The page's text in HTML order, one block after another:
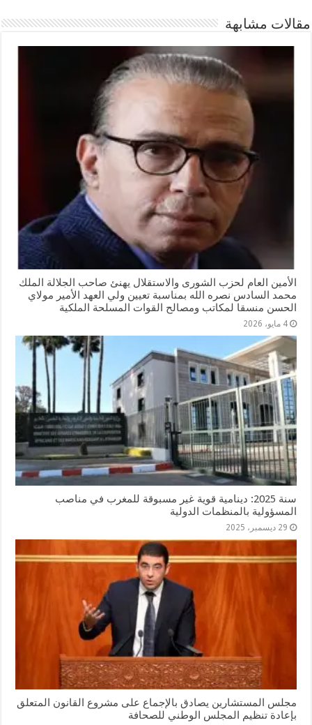
مقالات مشابهة
الأمين العام لحزب الشورى والاستقلال يهنئ صاحب الجلالة الملك
محمد السادس نصره الله بمناسبة تعيين ولي العهد الأمير مولاي
الحسن منسقا لمكاتب ومصالح القوات المسلحة الملكية
4 مايو، 2026
سنة 2025: دينامية قوية غير مسبوقة للمغرب في مناصب
المسؤولية بالمنظمات الدولية
29 ديسمبر، 2025
مجلس المستشارين يصادق بالإجماع على مشروع القانون المتعلق
بإعادة تنظيم المجلس الوطني للصحافة